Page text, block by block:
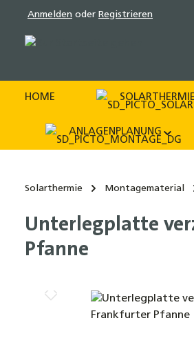
Zur Hauptnavigation
Anmelden oder Registrieren
HOME SOLARTHERMIE
ANLAGENPLANUNG
Solarthermie Montagematerial
Unterlegplatte
Pfanne
Bildergalerie überspringen